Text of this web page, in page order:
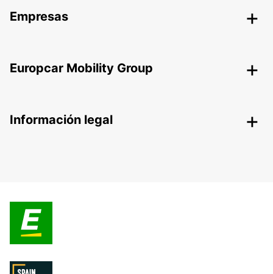
Empresas
Europcar Mobility Group
Información legal